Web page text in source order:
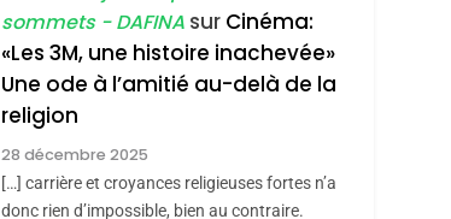
Rapport D’ADL
Contre
FRANCE ISRAÉL
6
RÉSILIENTE :
POURQUOI JE
REVENDIQUE MA
ISRAÉL JUDAISME
sommets - DAFINA sur Cinéma:
«Les 3M, une histoire inachevée»
Une ode à l’amitié au-delà de la
religion
28 décembre 2025
[…] carrière et croyances religieuses fortes n’a
donc rien d’impossible, bien au contraire.